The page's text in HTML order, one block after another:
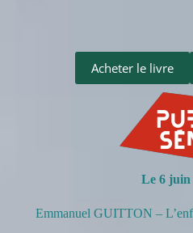
Acheter le livre
Le 6 juin
Emmanuel GUITTON –